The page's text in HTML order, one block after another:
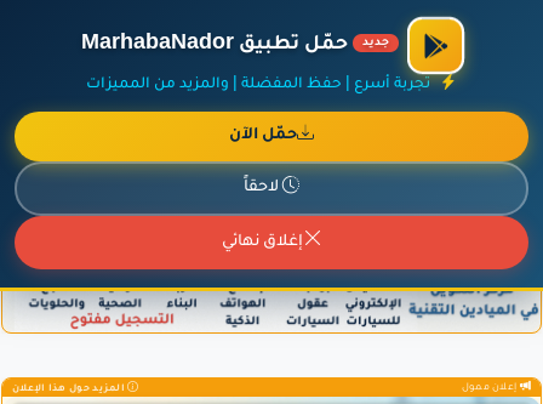
الراعي الرسمي لمنصة مرحباناظور،
أضف نشاطك مجاناً| آخر الإضافات|
جديد حمّل تطبيق MarhabaNador
تجربة أسرع | حفظ المفضلة | والمزيد من المميزات
حمّل الآن
لاحقاً
إغلاق نهائي
المزيد حول هذا الإعلان
إعلان ممول المزيد حول هذا الإعلان